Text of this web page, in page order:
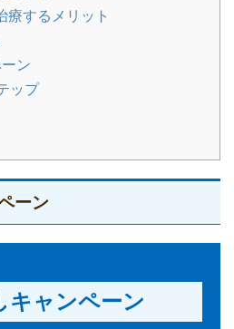
療するメリット
ン
ップ
ーン
キャンペーン